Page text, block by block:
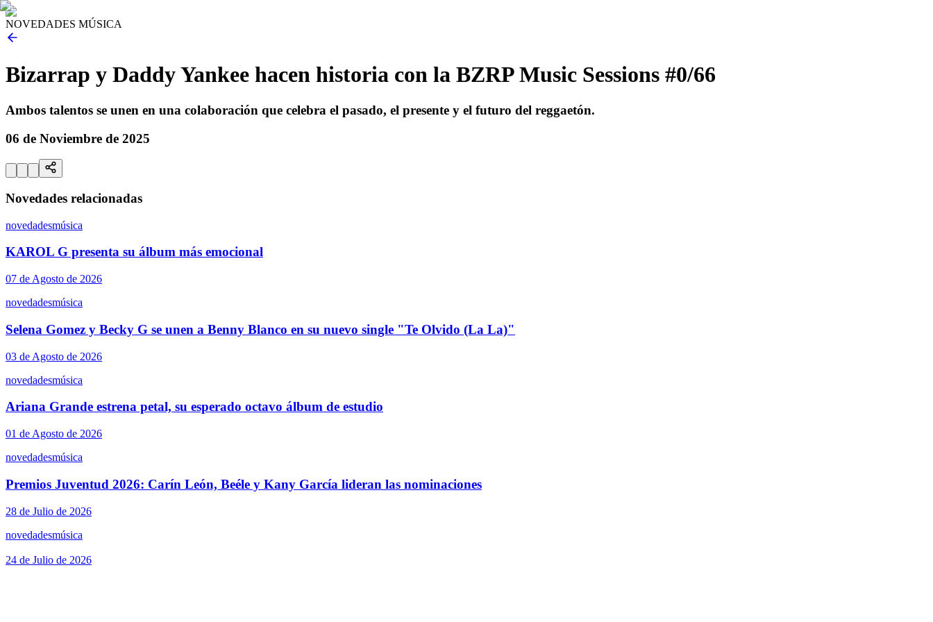
NOVEDADES MÚSICA
Bizarrap y Daddy Yankee hacen historia con la BZRP Music Sessions #0/66
Ambos talentos se unen en una colaboración que celebra el pasado, el presente y el futuro del reggaetón.
06 de Noviembre de 2025
Novedades relacionadas
novedadesmúsica
KAROL G presenta su álbum más emocional
07 de Agosto de 2026
novedadesmúsica
Selena Gomez y Becky G se unen a Benny Blanco en su nuevo single "Te Olvido (La La)"
03 de Agosto de 2026
novedadesmúsica
Ariana Grande estrena petal, su esperado octavo álbum de estudio
01 de Agosto de 2026
novedadesmúsica
Premios Juventud 2026: Carín León, Beéle y Kany García lideran las nominaciones
28 de Julio de 2026
novedadesmúsica
24 de Julio de 2026